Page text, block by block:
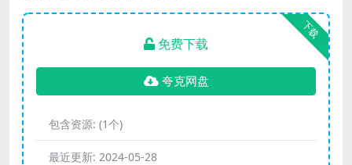
下载
免费下载
夸克网盘
包含资源: (1个)
最近更新: 2024-05-28